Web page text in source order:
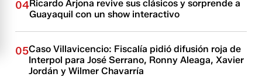
04Ricardo Arjona revive sus clásicos y sorprende a
Guayaquil con un show interactivo
05Caso Villavicencio: Fiscalía pidió difusión roja de
Interpol para José Serrano, Ronny Aleaga, Xavier
Jordán y Wilmer Chavarría